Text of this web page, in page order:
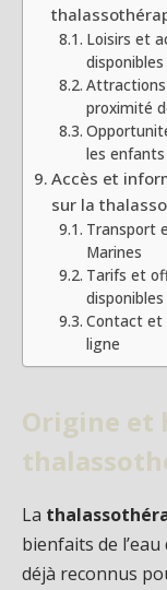
Loisirs et
disponibles
proximité
les enfants
Accès et
sur la
Transport
Marines
Tarifs et
disponibles
Contact et
ligne
Origine et
La
bienfaits de
déjà reconnus